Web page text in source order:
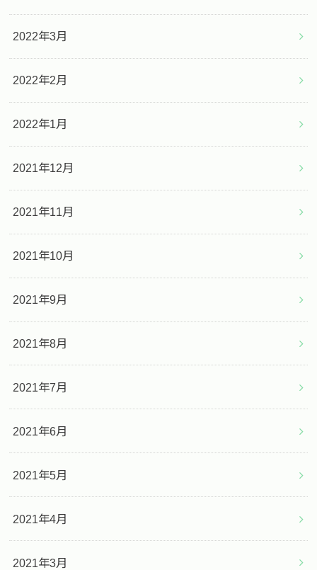
2022年3月
2022年2月
2022年1月
2021年12月
2021年11月
2021年10月
2021年9月
2021年8月
2021年7月
2021年6月
2021年5月
2021年4月
2021年3月